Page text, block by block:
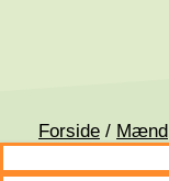
Forside / Mænd